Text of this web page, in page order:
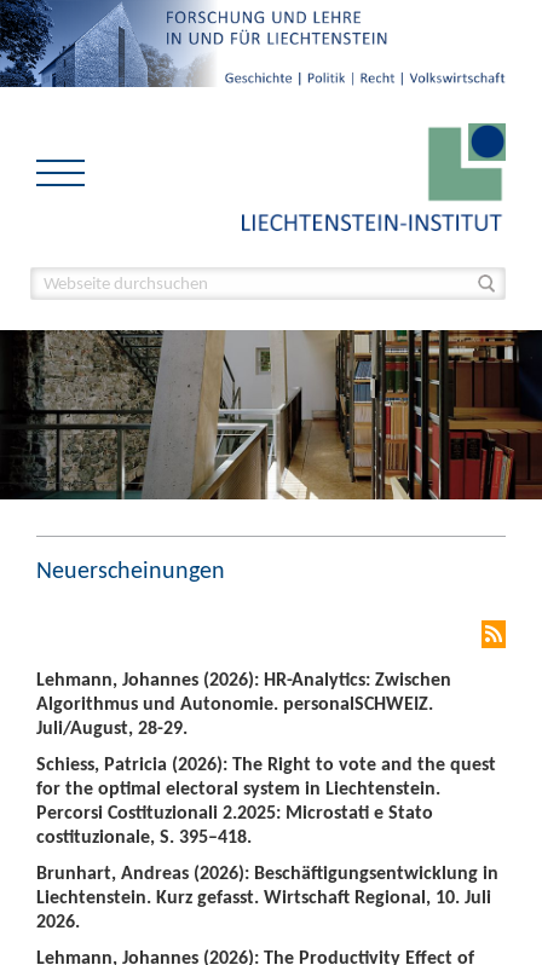
Neuerscheinungen
Lehmann, Johannes (2026): HR-Analytics: Zwischen
Algorithmus und Autonomie. personalSCHWEIZ.
Juli/August, 28-29.
Schiess, Patricia (2026): The Right to vote and the quest
for the optimal electoral system in Liechtenstein.
Percorsi Costituzionali 2.2025: Microstati e Stato
costituzionale, S. 395–418.
Brunhart, Andreas (2026): Beschäftigungsentwicklung in
Liechtenstein. Kurz gefasst. Wirtschaft Regional, 10. Juli
2026.
Lehmann, Johannes (2026): The Productivity Effect of